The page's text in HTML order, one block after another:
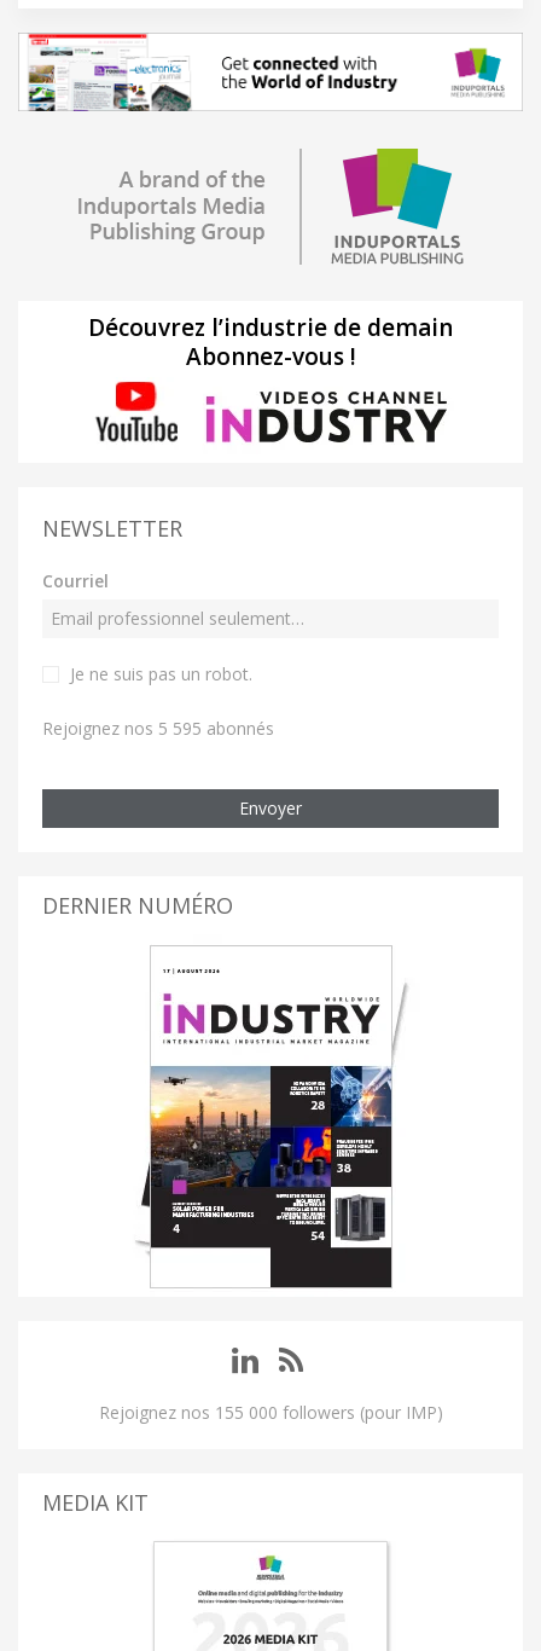
Découvrez l’industrie de demain
Abonnez-vous !
NEWSLETTER
Courriel
Je ne suis pas un robot.
Rejoignez nos 5 595 abonnés
Envoyer
DERNIER NUMÉRO
Rejoignez nos 155 000 followers (pour IMP)
MEDIA KIT